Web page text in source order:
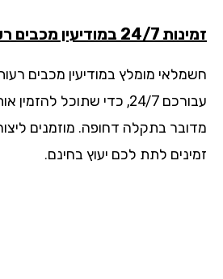
מכבים רעות והסביבה
מומלץ במודיעין מכבים רעות
עבורכם 24/7, כדי שתוכל להזמין
בתקלה דחופה. מוזמנים ליצור
לתת לכם יעוץ בחינם.